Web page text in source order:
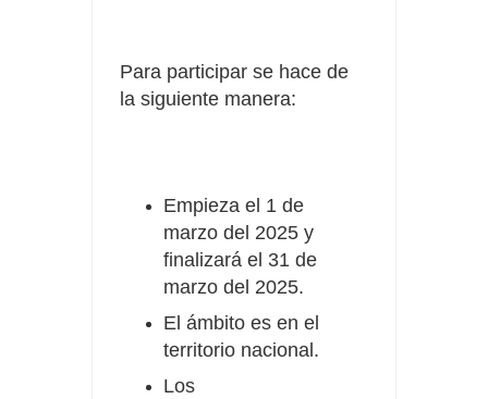
Para participar se hace de
la siguiente manera:
Empieza el 1 de
marzo del 2025 y
finalizará el 31 de
marzo del 2025.
El ámbito es en el
territorio nacional.
Los